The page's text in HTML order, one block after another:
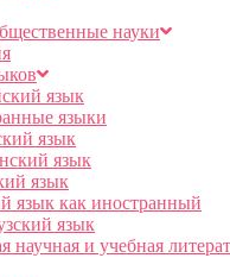
науки
язык
языки
язык
язык
язык
язык как иностранный
язык
научная и учебная